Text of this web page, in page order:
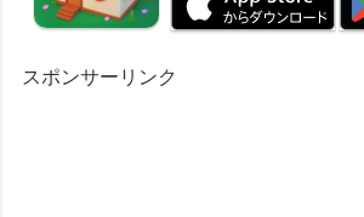
スポンサーリンク